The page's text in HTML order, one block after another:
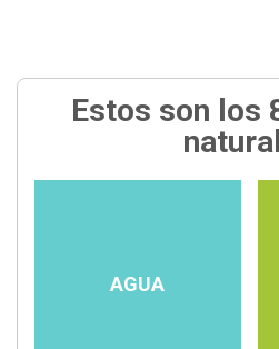
Estos son los
AGUA